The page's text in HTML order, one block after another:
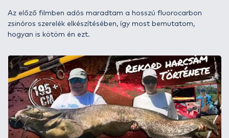
Az előző filmben adós maradtam a hosszú fluorocarbon
zsinóros szerelék elkészítésében, így most bemutatom,
hogyan is kötöm én ezt.